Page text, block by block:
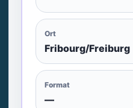
Ort
Fribourg/Freiburg
Format
—